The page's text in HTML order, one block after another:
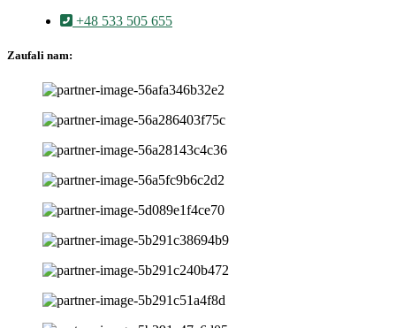
+48 533 505 655
Zaufali nam: